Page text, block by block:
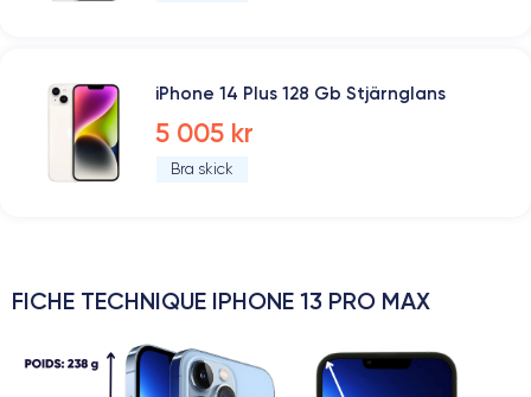
iPhone 14 Plus 128 Gb Stjärnglans
5 005 kr
Bra skick
FICHE TECHNIQUE IPHONE 13 PRO MAX